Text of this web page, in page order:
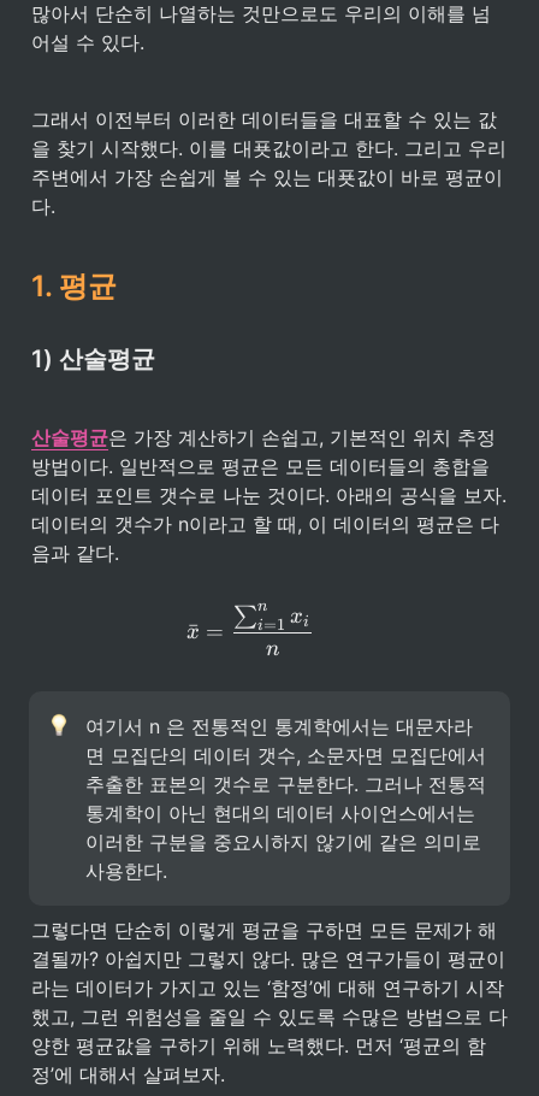
많아서 단순히 나열하는 것만으로도 우리의 이해를 넘
어설 수 있다.
그래서 이전부터 이러한 데이터들을 대표할 수 있는 값
을 찾기 시작했다. 이를 대푯값이라고 한다. 그리고 우리
주변에서 가장 손쉽게 볼 수 있는 대푯값이 바로 평균이
다.
1. 평균
1) 산술평균
산술평균은 가장 계산하기 손쉽고, 기본적인 위치 추정
방법이다. 일반적으로 평균은 모든 데이터들의 총합을
데이터 포인트 갯수로 나눈 것이다. 아래의 공식을 보자.
데이터의 갯수가 n이라고 할 때, 이 데이터의 평균은 다
음과 같다.
\bar{x} =
x
ˉ =
n
∑i=1
n xi
여기서 n 은 전통적인 통계학에서는 대문자라
면 모집단의 데이터 갯수, 소문자면 모집단에서
추출한 표본의 갯수로 구분한다. 그러나 전통적
통계학이 아닌 현대의 데이터 사이언스에서는
이러한 구분을 중요시하지 않기에 같은 의미로
사용한다.
그렇다면 단순히 이렇게 평균을 구하면 모든 문제가 해
결될까? 아쉽지만 그렇지 않다. 많은 연구가들이 평균이
라는 데이터가 가지고 있는 ‘함정’에 대해 연구하기 시작
했고, 그런 위험성을 줄일 수 있도록 수많은 방법으로 다
양한 평균값을 구하기 위해 노력했다. 먼저 ‘평균의 함
정’에 대해서 살펴보자.